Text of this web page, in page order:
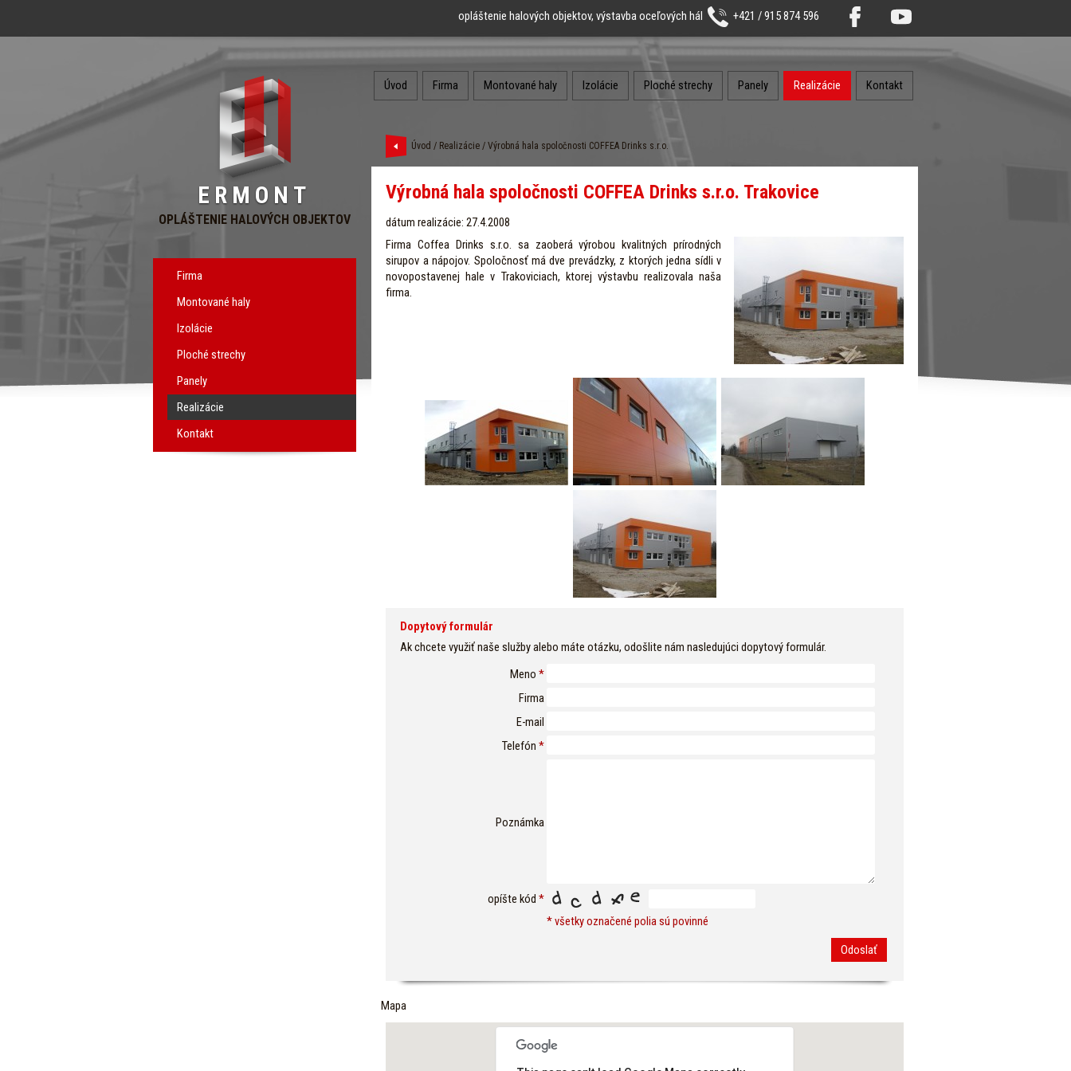
opláštenie halových objektov, výstavba oceľových hál +421 / 915 874 596
ERMONT
OPLÁŠTENIE HALOVÝCH OBJEKTOV
Firma
Montované haly
Izolácie
Ploché strechy
Panely
Realizácie
Kontakt
Úvod Firma Montované haly Izolácie Ploché strechy Panely Realizácie Kontakt
Úvod / Realizácie / Výrobná hala spoločnosti COFFEA Drinks s.r.o.
Výrobná hala spoločnosti COFFEA Drinks s.r.o. Trakovice
dátum realizácie: 27.4.2008
Firma Coffea Drinks s.r.o. sa zaoberá výrobou kvalitných prírodných
sirupov a nápojov. Spoločnosť má dve prevádzky, z ktorých jedna sídli v
novopostavenej hale v Trakoviciach, ktorej výstavbu realizovala naša
firma.
Dopytový formulár
Ak chcete využiť naše služby alebo máte otázku, odošlite nám nasledujúci dopytový formulár.
Meno *
Firma
E-mail
Telefón *
Poznámka
opíšte kód *
* všetky označené polia sú povinné
Odoslať
Mapa